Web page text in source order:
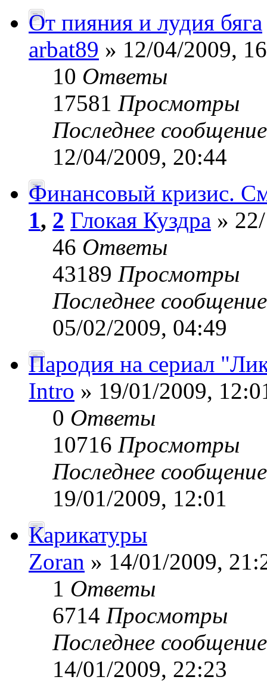
От пияния и лудия бяга
аrbat89 » 12/04/2009,
10 Ответы
17581 Просмотры
Последнее
12/04/2009, 20:44
Финансовый кризис.
1, 2 Глокая Куздра »
46 Ответы
43189 Просмотры
Последнее
05/02/2009, 04:49
Пародия на сериал
Intro » 19/01/2009,
0 Ответы
10716 Просмотры
Последнее
19/01/2009, 12:01
Карикатуры
Zoran » 14/01/2009,
1 Ответы
6714 Просмотры
Последнее
14/01/2009, 22:23